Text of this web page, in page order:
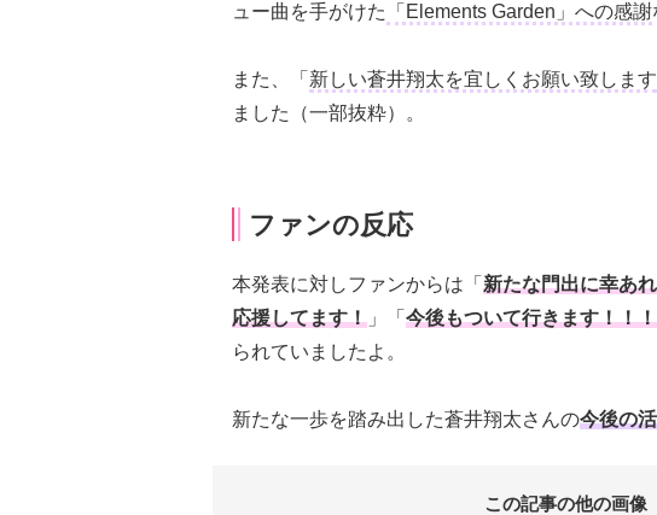
ュー曲を手がけた
「Elements Garden」への感謝
また、「 新しい蒼井翔太を宜しくお願い致します
ました（一部抜粋）。
ファンの反応
本発表に対しファンからは「 新たな門出に幸あれ
応援してます！ 」「 今後もついて行きます！！
られていましたよ。
新たな一歩を踏み出した蒼井翔太さんの今後の
この記事の他の画像